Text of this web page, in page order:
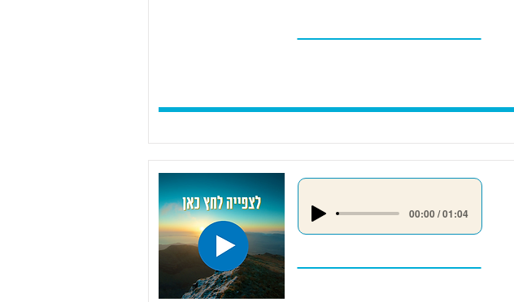
00:00 / 01:04